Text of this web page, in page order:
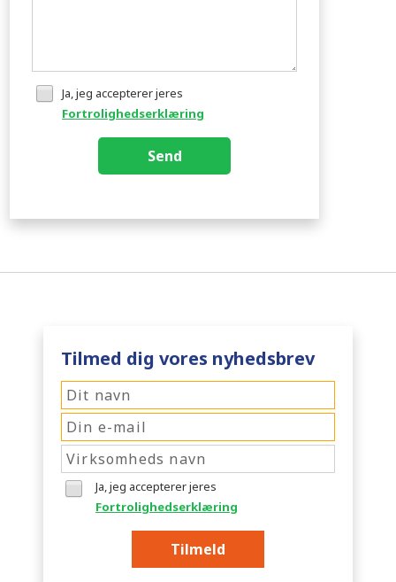
Ja, jeg accepterer jeres
Fortrolighedserklæring
Send
Tilmed dig vores nyhedsbrev
Ja, jeg accepterer jeres
Fortrolighedserklæring
Tilmeld